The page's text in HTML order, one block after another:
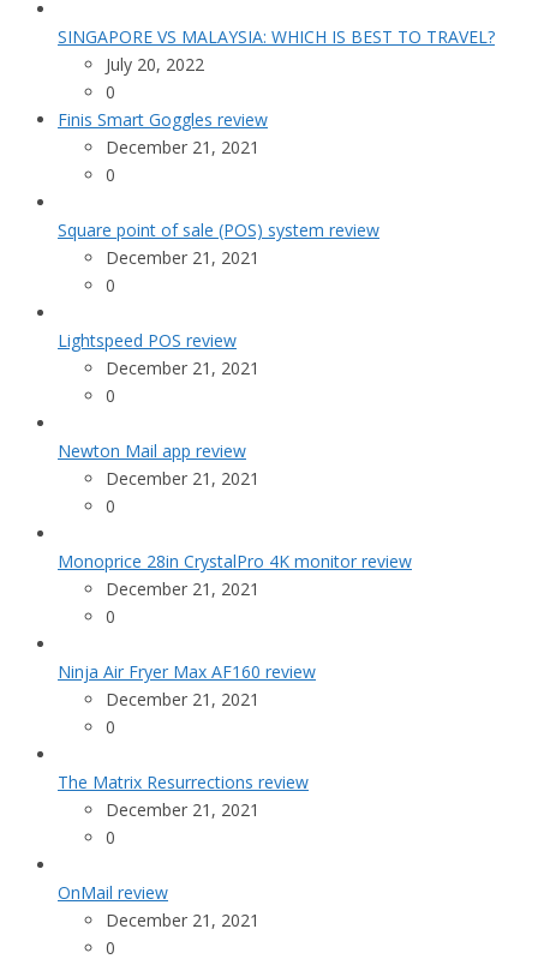
SINGAPORE VS MALAYSIA: WHICH IS BEST TO TRAVEL?
July 20, 2022
0
Finis Smart Goggles review
December 21, 2021
0
Square point of sale (POS) system review
December 21, 2021
0
Lightspeed POS review
December 21, 2021
0
Newton Mail app review
December 21, 2021
0
Monoprice 28in CrystalPro 4K monitor review
December 21, 2021
0
Ninja Air Fryer Max AF160 review
December 21, 2021
0
The Matrix Resurrections review
December 21, 2021
0
OnMail review
December 21, 2021
0